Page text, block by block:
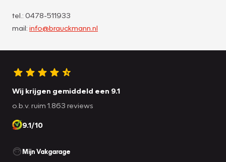
tel.: 0478-511933
mail: info@brauckmann.nl
Wij krijgen gemiddeld een 9.1
o.b.v. ruim 1.863 reviews
9.1/10
Mijn Vakgarage